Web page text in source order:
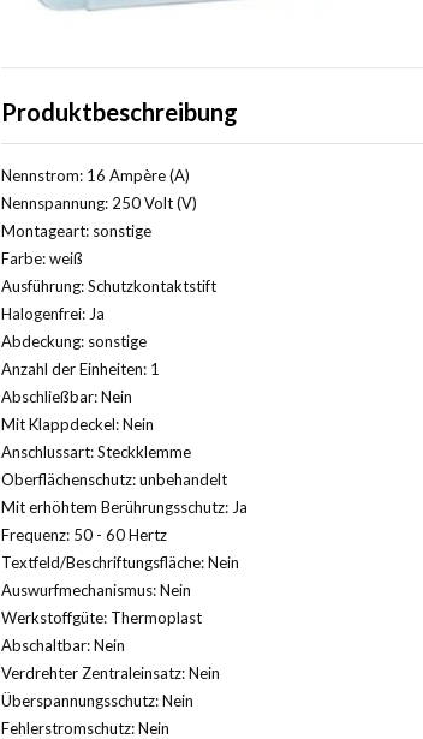
Produktbeschreibung
Nennstrom: 16 Ampère (A)
Nennspannung: 250 Volt (V)
Montageart: sonstige
Farbe: weiß
Ausführung: Schutzkontaktstift
Halogenfrei: Ja
Abdeckung: sonstige
Anzahl der Einheiten: 1
Abschließbar: Nein
Mit Klappdeckel: Nein
Anschlussart: Steckklemme
Oberflächenschutz: unbehandelt
Mit erhöhtem Berührungsschutz: Ja
Frequenz: 50 - 60 Hertz
Textfeld/Beschriftungsfläche: Nein
Auswurfmechanismus: Nein
Werkstoffgüte: Thermoplast
Abschaltbar: Nein
Verdrehter Zentraleinsatz: Nein
Überspannungsschutz: Nein
Fehlerstromschutz: Nein